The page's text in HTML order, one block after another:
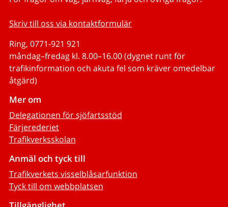
Skriv till oss via kontaktformulär
Ring, 0771-921 921
måndag–fredag kl. 8.00–16.00 (dygnet runt för
trafikinformation och akuta fel som kräver omedelbar
åtgärd)
Mer om
Delegationen för sjöfartsstöd
Färjerederiet
Trafikverksskolan
Anmäl och tyck till
Trafikverkets visselblåsarfunktion
Tyck till om webbplatsen